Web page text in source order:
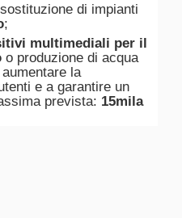
di impianti
;
multimediali per il
o produzione di acqua
la
e a garantire un
prevista: 15mila